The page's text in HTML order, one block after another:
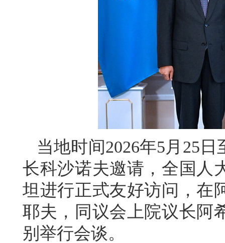
当地时间2026年5月25
长科沙诺夫邀请，全国人
坦进行正式友好访问，在
耶夫，同议会上院议长阿
别举行会谈。